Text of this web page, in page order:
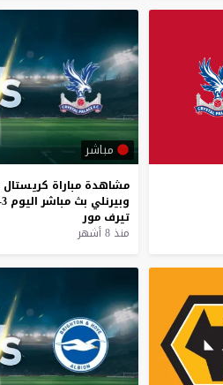
مباشر
مشاهدة مباراة كريستال
وبيرنلي بث مباشر اليوم 3-12-2025
تيرف مور
منذ 8 أشهر